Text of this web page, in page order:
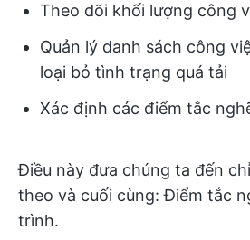
Theo dõi khối lượng công
Quản lý danh sách công
loại bỏ tình trạng quá tải
Xác định các điểm tắc
Điều này đưa chúng ta đến
theo và cuối cùng: Điểm tắc
trình.